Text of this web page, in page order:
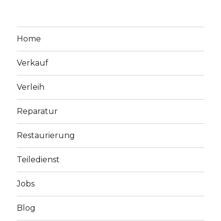
Home
Verkauf
Verleih
Reparatur
Restaurierung
Teiledienst
Jobs
Blog